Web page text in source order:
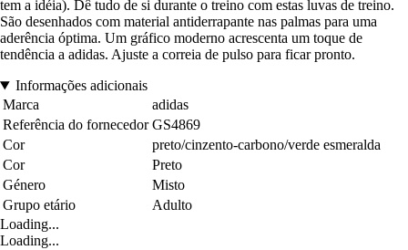
tem a idéia). Dê tudo de si durante o treino com estas luvas de treino.
São desenhados com material antiderrapante nas palmas para uma
aderência óptima. Um gráfico moderno acrescenta um toque de
tendência a adidas. Ajuste a correia de pulso para ficar pronto.
Informações adicionais
Marca
adidas
Referência do fornecedor GS4869
Cor
preto/cinzento-carbono/verde esmeralda
Cor
Preto
Género
Misto
Grupo etário
Adulto
Loading...
Loading...